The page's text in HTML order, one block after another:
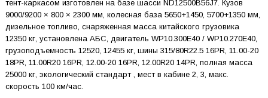
тент-каркасом изготовлен на базе шасси ND12500B56J7. Кузов
9000/9200 × 800 × 2300 мм, колесная база 5650+1450, 5700+1350 мм,
дизельное топливо, снаряженная масса китайского грузовика
12350 кг, установлена АБС, двигатель WP10.300E40 / WP10.270E40,
грузоподъемность 12520, 12455 кг, шины 315/80R22.5 16PR, 11.00-20
18PR, 11.00R20 16PR, 12.00-20 16PR, 12.00R20 14PR, полная масса
25000 кг, экологический стандарт , мест в кабине 2, 3, макс.
скорость 100 км/час.